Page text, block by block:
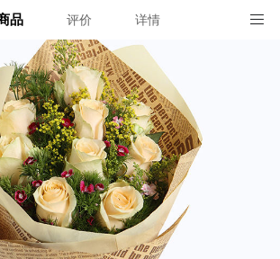
品 评价 详情
配送说明
确定
店铺信息
该地区暂无配送门店
确定